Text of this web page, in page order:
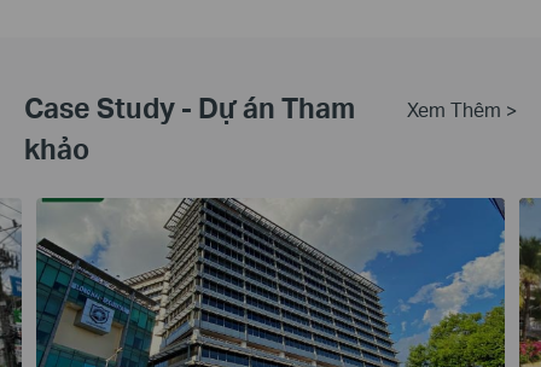
Xem Thêm >
Case Study - Dự án Tham
khảo